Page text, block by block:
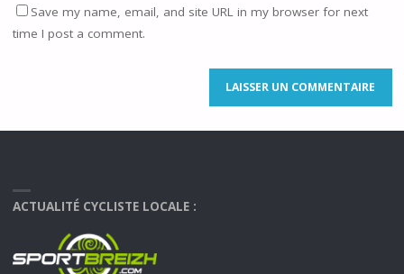
Save my name, email, and site URL in my browser for next
time I post a comment.
ACTUALITÉ CYCLISTE LOCALE :